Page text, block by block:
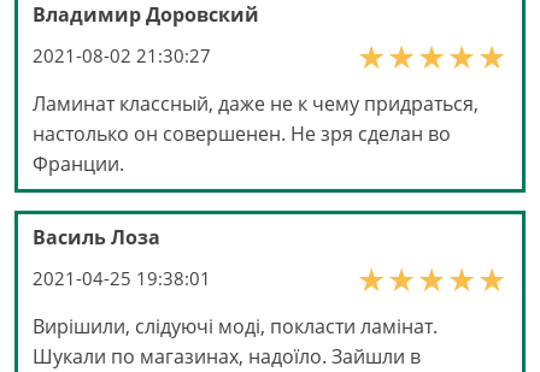
Владимир Доровский
2021-08-02 21:30:27
Ламинат классный, даже не к чему придраться,
настолько он совершенен. Не зря сделан во
Франции.
Василь Лоза
2021-04-25 19:38:01
Вирішили, слідуючі моді, покласти ламінат.
Шукали по магазинах, надоїло. Зайшли в